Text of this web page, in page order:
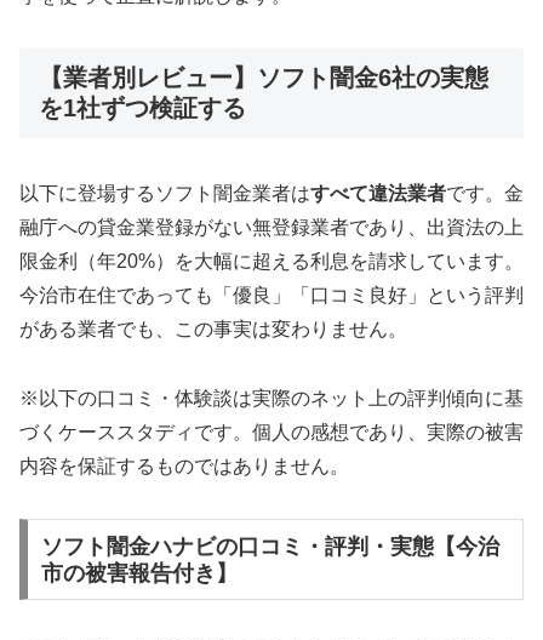
【業者別レビュー】ソフト闇金6社の実態
を1社ずつ検証する
以下に登場するソフト闇金業者はすべて違法業者です。金
融庁への貸金業登録がない無登録業者であり、出資法の上
限金利（年20%）を大幅に超える利息を請求しています。
今治市在住であっても「優良」「口コミ良好」という評判
がある業者でも、この事実は変わりません。
※以下の口コミ・体験談は実際のネット上の評判傾向に基
づくケーススタディです。個人の感想であり、実際の被害
内容を保証するものではありません。
ソフト闇金ハナビの口コミ・評判・実態【今治
市の被害報告付き】